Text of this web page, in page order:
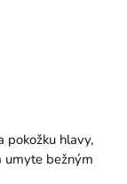
pokožku hlavy,
umyte bežným